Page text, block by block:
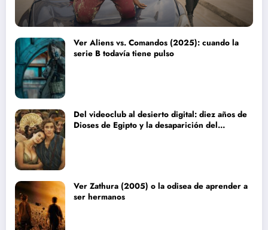
Ver Aliens vs. Comandos (2025): cuando la
serie B todavía tiene pulso
Del videoclub al desierto digital: diez años de
Dioses de Egipto y la desaparición del
Ver Zathura (2005) o la odisea de aprender a
ser hermanos